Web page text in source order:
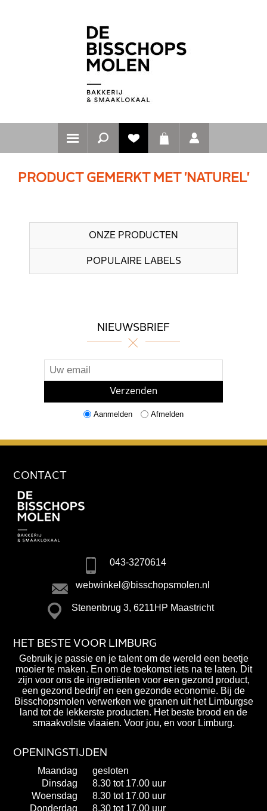
PRODUCT GEMERKT MET 'NATUREL'
ONZE PRODUCTEN
POPULAIRE LABELS
NIEUWSBRIEF
Aanmelden Afmelden
CONTACT
043-3270614
webwinkel@bisschopsmolen.nl
Stenenbrug 3, 6211HP Maastricht
HET BESTE VOOR LIMBURG
Gebruik je passie en je talent om de wereld een beetje
mooier te maken. En om de toekomst iets na te laten. Dit
zijn voor ons de ingrediënten voor een gezond product,
een gezond bedrijf en een gezonde economie. Bij de
Bisschopsmolen verwerken we granen uit het Limburgse
land tot de lekkerste producten. Het beste brood en de
smaakvolste vlaaien. Voor jou, en voor Limburg.
OPENINGSTIJDEN
Maandag
gesloten
Dinsdag
8.30 tot 17.00 uur
Woensdag
8.30 tot 17.00 uur
Donderdag
8.30 tot 17.00 uur